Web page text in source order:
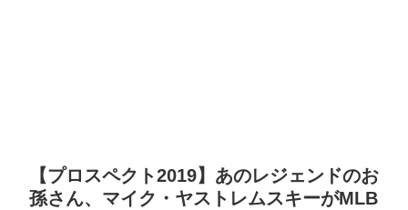
【プロスペクト2019】あのレジェンドのお
孫さん、マイク・ヤストレムスキーがMLB